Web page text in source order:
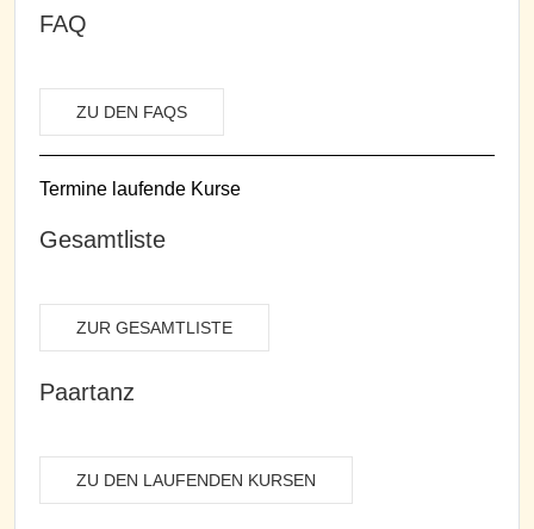
FAQ
ZU DEN FAQS
Termine laufende Kurse
Gesamtliste
ZUR GESAMTLISTE
Paartanz
ZU DEN LAUFENDEN KURSEN